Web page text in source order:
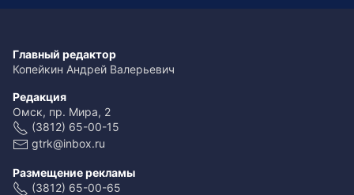
Главный редактор
Копейкин Андрей Валерьевич
Редакция
Омск, пр. Мира, 2
(3812) 65-00-15
gtrk@inbox.ru
Размещение рекламы
(3812) 65-00-65